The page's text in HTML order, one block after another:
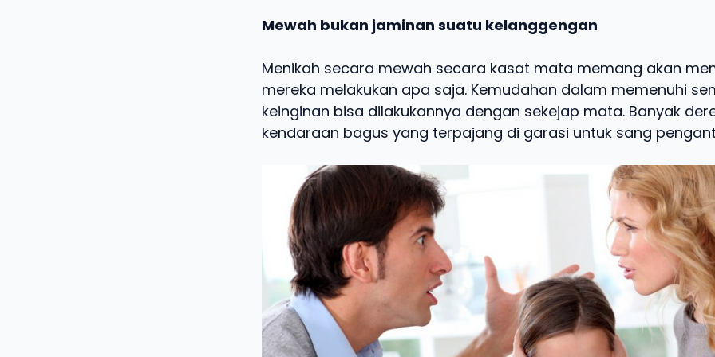
Mewah bukan jaminan suatu kelanggengan
Menikah secara mewah secara kasat mata memang akan
mereka melakukan apa saja. Kemudahan dalam memenuhi
keinginan bisa dilakukannya dengan sekejap mata. Banyak
kendaraan bagus yang terpajang di garasi untuk sang